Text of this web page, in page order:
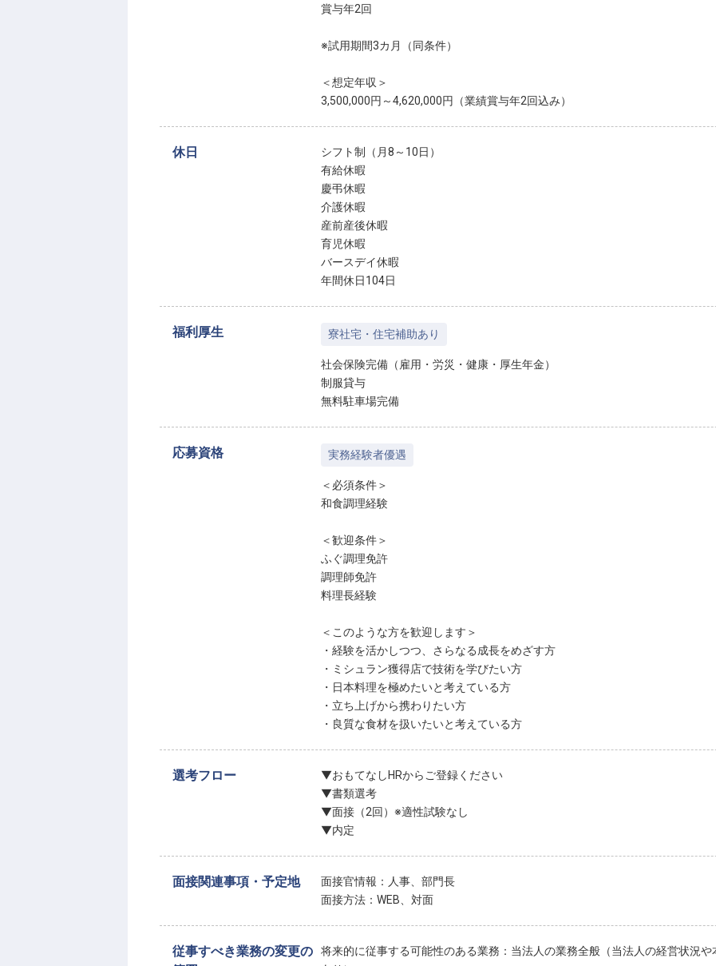
賞与年2回
※試用期間3カ月（同条件）
＜想定年収＞
3,500,000円～4,620,000円（業績賞与年2回込み）
休日
シフト制（月8～10日）
有給休暇
慶弔休暇
介護休暇
産前産後休暇
育児休暇
バースデイ休暇
年間休日104日
福利厚生 寮社宅・住宅補助あり
社会保険完備（雇用・労災・健康・厚生年金）
制服貸与
無料駐車場完備
応募資格 実務経験者優遇
＜必須条件＞
和食調理経験
＜歓迎条件＞
ふぐ調理免許
調理師免許
料理長経験
＜このような方を歓迎します＞
・経験を活かしつつ、さらなる成長をめざす方
・ミシュラン獲得店で技術を学びたい方
・日本料理を極めたいと考えている方
・立ち上げから携わりたい方
・良質な食材を扱いたいと考えている方
選考フロー
▼おもてなしHRからご登録ください
▼書類選考
▼面接（2回）※適性試験なし
▼内定
面接関連事項・予定地
面接官情報：人事、部門長
面接方法：WEB、対面
従事すべき業務の変更の
将来的に従事する可能性のある業務：当法人の業務全般（当法人の経営状況